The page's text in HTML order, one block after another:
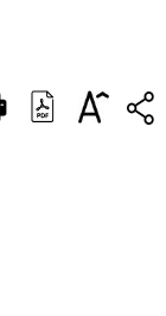
DEUTSCH